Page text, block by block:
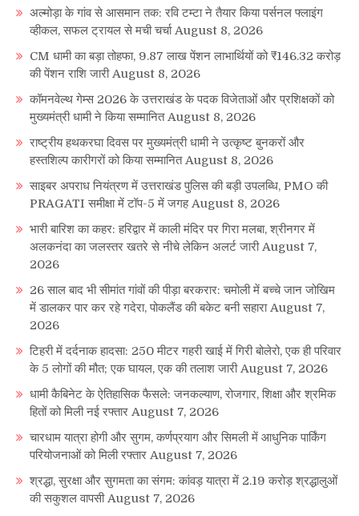
अल्मोड़ा के गांव से आसमान तक: रवि टम्टा ने तैयार किया पर्सनल फ्लाइंग
व्हीकल, सफल ट्रायल से मची चर्चा August 8, 2026
CM धामी का बड़ा तोहफा, 9.87 लाख पेंशन लाभार्थियों को ₹146.32 करोड़
की पेंशन राशि जारी August 8, 2026
कॉमनवेल्थ गेम्स 2026 के उत्तराखंड के पदक विजेताओं और प्रशिक्षकों को
मुख्यमंत्री धामी ने किया सम्मानित August 8, 2026
राष्ट्रीय हथकरघा दिवस पर मुख्यमंत्री धामी ने उत्कृष्ट बुनकरों और
हस्तशिल्प कारीगरों को किया सम्मानित August 8, 2026
साइबर अपराध नियंत्रण में उत्तराखंड पुलिस की बड़ी उपलब्धि, PMO की
PRAGATI समीक्षा में टॉप-5 में जगह August 8, 2026
भारी बारिश का कहर: हरिद्वार में काली मंदिर पर गिरा मलबा, श्रीनगर में
अलकनंदा का जलस्तर खतरे से नीचे लेकिन अलर्ट जारी August 7,
2026
26 साल बाद भी सीमांत गांवों की पीड़ा बरकरार: चमोली में बच्चे जान जोखिम
में डालकर पार कर रहे गदेरा, पोकलैंड की बकेट बनी सहारा August 7,
2026
टिहरी में दर्दनाक हादसा: 250 मीटर गहरी खाई में गिरी बोलेरो, एक ही परिवार
के 5 लोगों की मौत; एक घायल, एक की तलाश जारी August 7, 2026
धामी कैबिनेट के ऐतिहासिक फैसले: जनकल्याण, रोजगार, शिक्षा और श्रमिक
हितों को मिली नई रफ्तार August 7, 2026
चारधाम यात्रा होगी और सुगम, कर्णप्रयाग और सिमली में आधुनिक पार्किंग
परियोजनाओं को मिली रफ्तार August 7, 2026
श्रद्धा, सुरक्षा और सुगमता का संगम: कांवड़ यात्रा में 2.19 करोड़ श्रद्धालुओं
की सकुशल वापसी August 7, 2026